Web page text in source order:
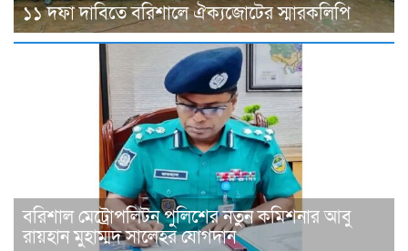
১১ দফা দাবিতে বরিশালে ঐক্যজোটের স্মারকলিপি
বরিশাল মেট্রোপলিটন পুলিশের নতুন কমিশনার আবু
রায়হান মুহাম্মদ সালেহর যোগদান